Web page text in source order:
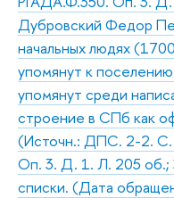
Дубровский Федор
начальных людях
упомянут к
упомянут среди
строение в СПб как
(Источн.: ДПС. 2-2.
Оп. 3. Д. 1. Л. 205 об.;
списки. (Дата